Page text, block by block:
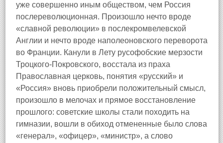
уже совершенно иным обществом, чем Россия
послереволюционная. Произошло нечто вроде
«славной революции» в послекромвелевской
Англии и нечто вроде наполеоновского переворота
во Франции. Канули в Лету русофобские мерзости
Троцкого‑Покровского, восстала из праха
Православная церковь, понятия «русский» и
«Россия» вновь приобрели положительный смысл,
произошло в мелочах и прямое восстановление
прошлого: советские школы стали походить на
гимназии, вошли в обиход отмененные было слова
«генерал», «офицер», «министр», а слово